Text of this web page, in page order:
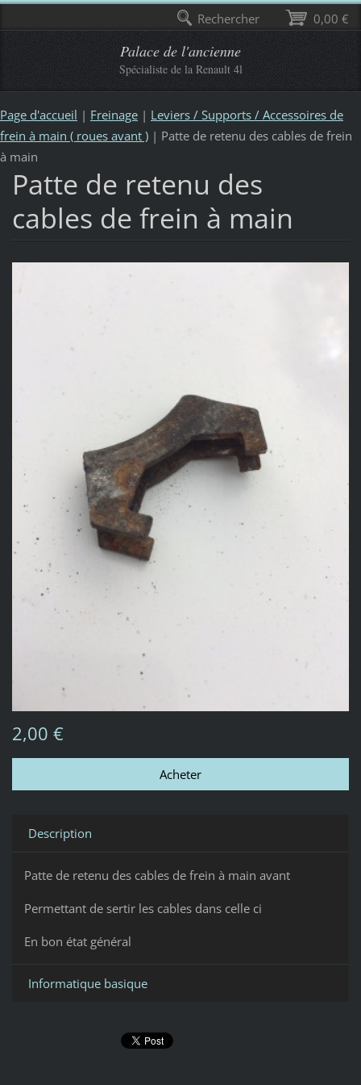
Palace de l'ancienne
Spécialiste de la Renault 4l
Page d'accueil | Freinage | Leviers / Supports / Accessoires de
frein à main ( roues avant ) | Patte de retenu des cables de frein
à main
Patte de retenu des
cables de frein à main
2,00 €
Description
Patte de retenu des cables de frein à main avant
Permettant de sertir les cables dans celle ci
En bon état général
Informatique basique
0,00 €
Rechercher